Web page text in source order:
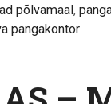
põlvamaal,
pangakontor